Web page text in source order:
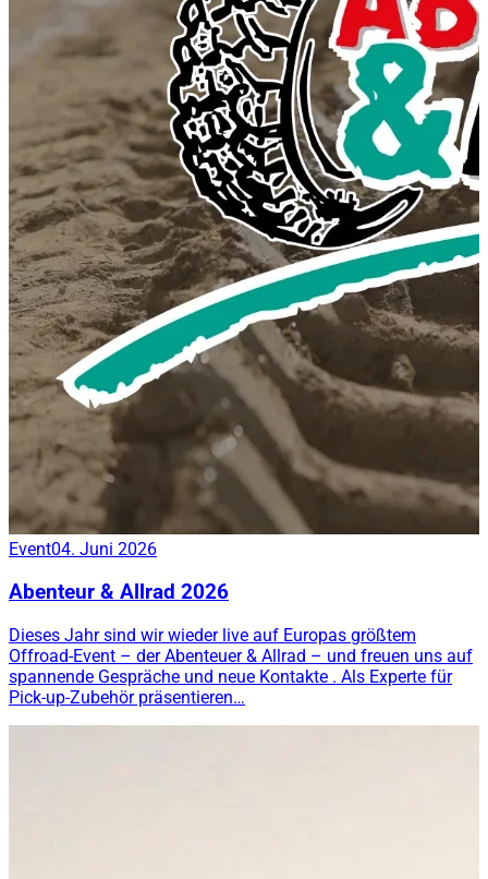
Event04. Juni 2026
Abenteur & Allrad 2026
Dieses Jahr sind wir wieder live auf Europas größtem
Offroad-Event – der Abenteuer & Allrad – und freuen uns auf
spannende Gespräche und neue Kontakte . Als Experte für
Pick-up-Zubehör präsentieren…